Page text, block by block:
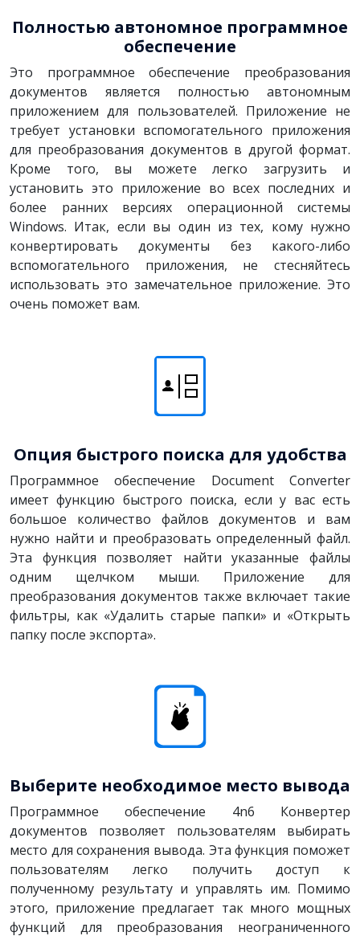
Полностью автономное программное
обеспечение
Это программное обеспечение преобразования
документов является полностью автономным
приложением для пользователей. Приложение не
требует установки вспомогательного приложения
для преобразования документов в другой формат.
Кроме того, вы можете легко загрузить и
установить это приложение во всех последних и
более ранних версиях операционной системы
Windows. Итак, если вы один из тех, кому нужно
конвертировать документы без какого-либо
вспомогательного приложения, не стесняйтесь
использовать это замечательное приложение. Это
очень поможет вам.
Опция быстрого поиска для удобства
Программное обеспечение Document Converter
имеет функцию быстрого поиска, если у вас есть
большое количество файлов документов и вам
нужно найти и преобразовать определенный файл.
Эта функция позволяет найти указанные файлы
одним щелчком мыши. Приложение для
преобразования документов также включает такие
фильтры, как «Удалить старые папки» и «Открыть
папку после экспорта».
Выберите необходимое место вывода
Программное обеспечение 4n6 Конвертер
документов позволяет пользователям выбирать
место для сохранения вывода. Эта функция поможет
пользователям легко получить доступ к
полученному результату и управлять им. Помимо
этого, приложение предлагает так много мощных
функций для преобразования неограниченного